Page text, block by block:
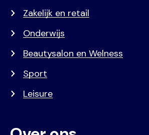
Zakelijk en retail
Onderwijs
Beautysalon en Welness
Sport
Leisure